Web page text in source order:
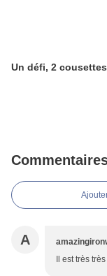
Un défi, 2
A
Il est très